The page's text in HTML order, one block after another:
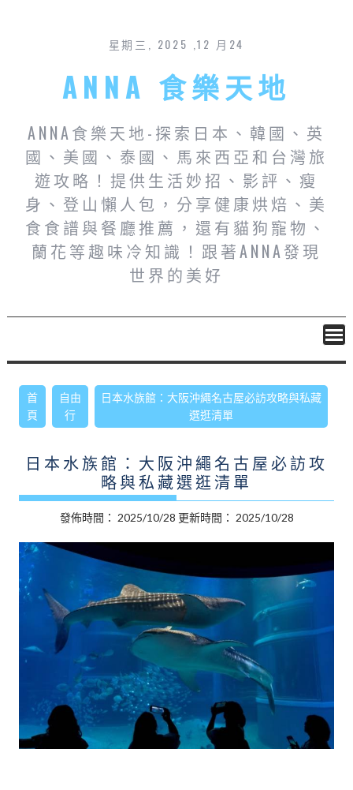
星期三, 2025 ,12 月24
ANNA 食樂天地
ANNA食樂天地-探索日本、韓國、英
國、美國、泰國、馬來西亞和台灣旅
遊攻略！提供生活妙招、影評、瘦
身、登山懶人包，分享健康烘焙、美
食食譜與餐廳推薦，還有貓狗寵物、
蘭花等趣味冷知識！跟著ANNA發現
世界的美好
首
頁
自由
行
日本水族館：大阪沖繩名古屋必訪攻略與私藏
選逛清單
日本水族館：大阪沖繩名古屋必訪攻
略與私藏選逛清單
發佈時間： 2025/10/28 更新時間： 2025/10/28